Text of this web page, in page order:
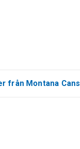
från Montana Cans